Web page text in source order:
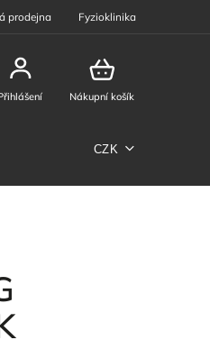
prodejna Fyzioklinika
Nákupní košík
CZK Sportovní